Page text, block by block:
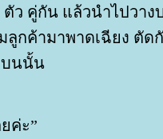
ว คู่กัน แล้วนำไปวาง
กค้ามาพาดเฉียง ตัด
บนนั้น
ค่ะ”